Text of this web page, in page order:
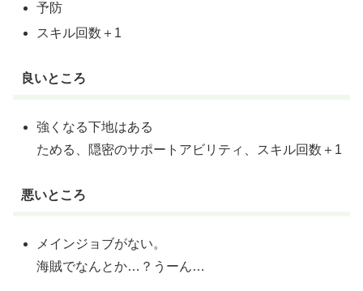
予防
スキル回数＋1
良いところ
強くなる下地はある
ためる、隠密のサポートアビリティ、スキル回数＋1
悪いところ
メインジョブがない。
海賊でなんとか…？うーん…